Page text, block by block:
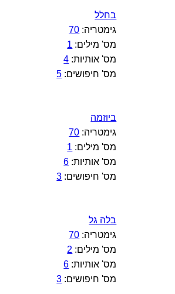
בחלל
גימטריה: 70
מס' מילים: 1
מס' אותיות: 4
מס' חיפושים: 5
ביוזמה
גימטריה: 70
מס' מילים: 1
מס' אותיות: 6
מס' חיפושים: 3
בלה גל
גימטריה: 70
מס' מילים: 2
מס' אותיות: 6
מס' חיפושים: 3